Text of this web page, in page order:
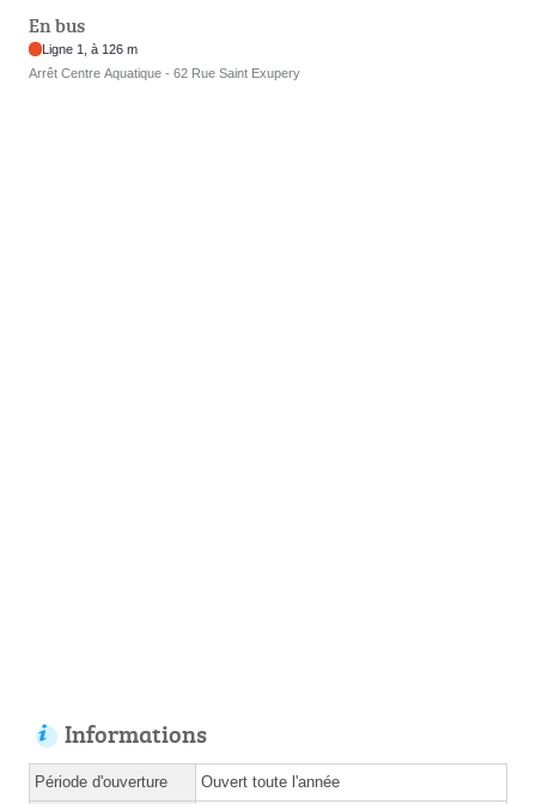
En bus
Ligne 1, à 126 m
Arrêt Centre Aquatique - 62 Rue Saint Exupery
Informations
Période d'ouverture Ouvert toute l'année